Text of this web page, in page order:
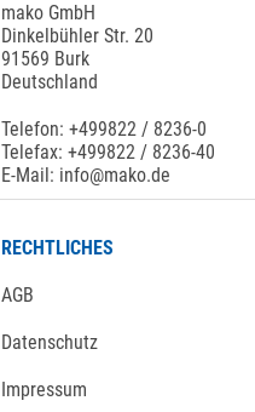
mako GmbH
Dinkelbühler Str. 20
91569 Burk
Deutschland
Telefon: +499822 / 8236-0
Telefax: +499822 / 8236-40
E-Mail: info@mako.de
RECHTLICHES
AGB
Datenschutz
Impressum